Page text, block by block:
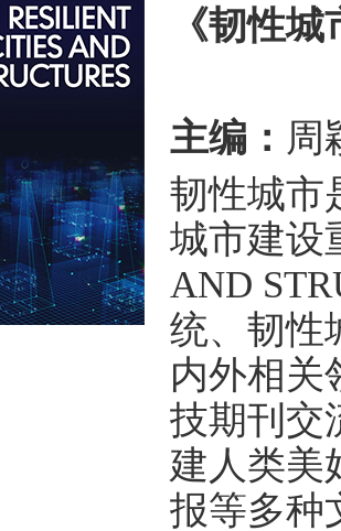
《韧性
主编： 周
韧性城市
城市建设
AND
统、韧性
内外相关
技期刊交
建人类美
报等多种